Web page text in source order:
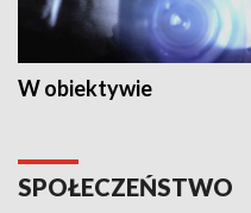
W obiektywie
SPOŁECZEŃSTWO